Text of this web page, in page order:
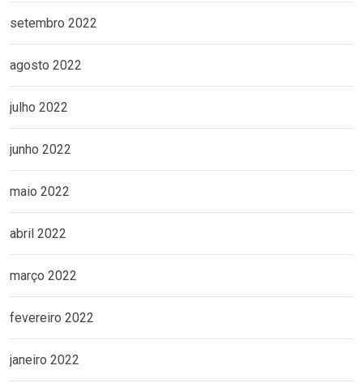
setembro 2022
agosto 2022
julho 2022
junho 2022
maio 2022
abril 2022
março 2022
fevereiro 2022
janeiro 2022